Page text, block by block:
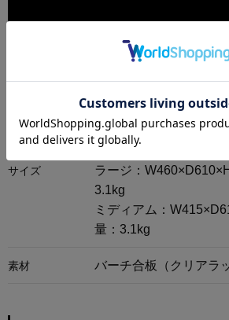
商品情報
サイズ
ラージ：
3.1kg
ミディアム：
量：3.1kg
素材 バーチ合板（クリアラ